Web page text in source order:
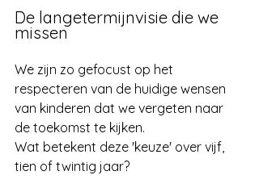
De langetermijnvisie die we
missen
We zijn zo gefocust op het
respecteren van de huidige wensen
van kinderen dat we vergeten naar
de toekomst te kijken.
Wat betekent deze 'keuze' over vijf,
tien of twintig jaar?